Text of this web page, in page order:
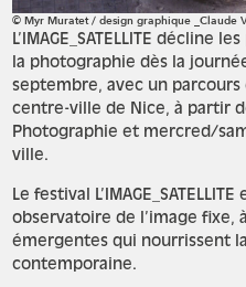
© Myr Muratet / design graphique _Claude
L’IMAGE_SATELLITE décline
la photographie dès la
septembre, avec un parcours
centre-ville de Nice, à partir
Photographie et mercred/
ville.
Le festival
observatoire de l’image fixe,
émergentes qui nourrissent
contemporaine.